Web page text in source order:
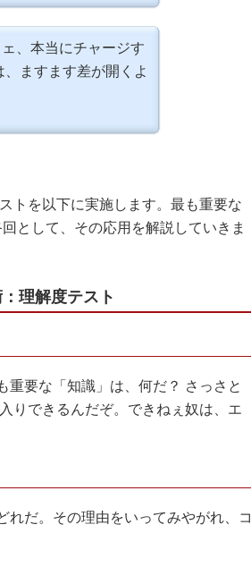
、本当にチャージす
ますます差が開くよ
トを以下に実施します。最も重要な
として、その応用を解説していきま
理解度テスト
要な「知識」は、何だ？ さっさと
りできるんだぞ。できねぇ奴は、エ
だ。その理由をいってみやがれ、コ